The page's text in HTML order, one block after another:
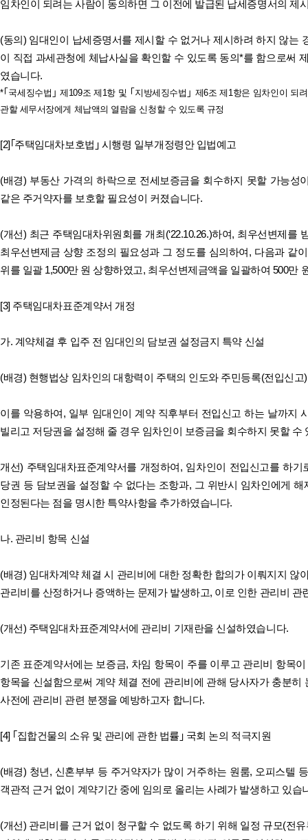
임차인이 되려는 사람이 동의하면 그 이전에 발급된 납세증명서의 제
(동의) 임대인이 납세증명서를 제시할 수 없거나 제시하려 하지 않는
이 직접 과세관청에 체납사실을 확인할 수 있도록 동의*를 함으로써
였습니다.
*｢국세징수법｣ 제109조 제1항 및 ｢지방세징수법｣ 제6조 제1항은 임차인이 되
관할 세무서장에게 체납액의 열람을 신청할 수 있도록 규정
[2]｢주택임대차보호법｣ 시행령 일부개정령안 입법예고
(배경) 부동산 가격의 하락으로 전세보증금을 회수하지 못할 가능성
같은 주거약자를 보호할 필요성이 커졌습니다.
(개선) 최근 주택임대차위원회를 개최(‘22.10.26.)하여, 최우선변제
최우선변제금 상향 조정의 필요성과 그 정도를 심의하여, 다음과 같
위를 일괄 1,500만 원 상향하였고, 최우선변제금액을 일괄하여 500만
[3] 주택임대차표준계약서 개정
가. 계약체결 후 입주 전 임대인의 담보권 설정금지 특약 신설
(배경) 현행법상 임차인의 대항력이 주택의 인도와 주민등록(전입신
이를 악용하여, 일부 임대인이 계약 직후부터 전입신고 하는 날까지
빌리고 저당권을 설정해 줄 경우 임차인이 보증금을 회수하지 못할 수
개선) 주택임대차표준계약서를 개정하여, 임차인이 전입신고를 하
당권 등 담보권을 설정할 수 없다는 조항과, 그 위반시 임차인에게 해
인정된다는 점을 명시한 특약사항을 추가하였습니다.
나. 관리비 항목 신설
(배경) 임대차계약 체결 시 관리비에 대한 정확한 합의가 이뤄지지 않
관리비를 산정하거나 증액하는 문제가 발생하고, 이로 인한 관리비 관
(개선) 주택임대차표준계약서에 관리비 기재란을 신설하였습니다.
기존 표준계약서에는 보증금, 차임 항목이 주를 이루고 관리비 항목
항목을 신설함으로써 계약 체결 전에 관리비에 관해 당사자가 충분히
사전에 관리비 관련 분쟁을 예방하고자 합니다.
[4] ｢집합건물의 소유 및 관리에 관한 법률｣ 국회 논의 적극지원
(배경) 청년, 신혼부부 등 주거약자가 많이 거주하는 원룸, 오피스텔
객관적 근거 없이 계약기간 중에 임의로 올리는 사례가 발생하고 있습
(개선) 관리비를 근거 없이 청구할 수 없도록 하기 위해 일정 규모(전